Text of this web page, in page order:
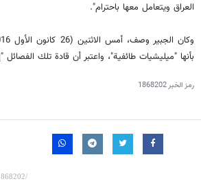
العراق ويتعامل معها باحترام".
بأنها "ميليشيات طائفية"، واعتبر أن قادة تلك الفصائل
رمز الخبر1868202